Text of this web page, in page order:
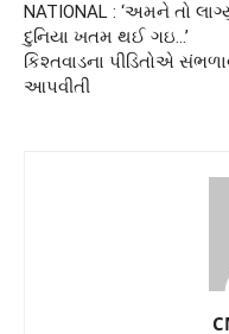
NATIONAL : ‘અમને તો
દુનિયા ખતમ થઈ ગઇ…’
કિશ્તવાડના પીડિતોએ
આપવીતી